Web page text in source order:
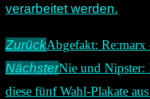
verarbeitet werden.
ZurückAbgefakt: Re:marx
NächsterNie und Nipster:
diese fünf Wahl-Plakate